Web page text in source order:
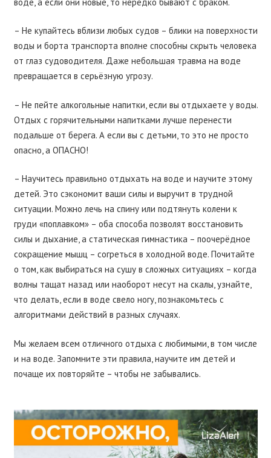
– Не купайтесь вблизи любых судов – блики на поверхности
воды и борта транспорта вполне способны скрыть человека
от глаз судоводителя. Даже небольшая травма на воде
превращается в серьёзную угрозу.
– Не пейте алкогольные напитки, если вы отдыхаете у воды.
Отдых с горячительными напитками лучше перенести
подальше от берега. А если вы с детьми, то это не просто
опасно, а ОПАСНО!
– Научитесь правильно отдыхать на воде и научите этому
детей. Это сэкономит ваши силы и выручит в трудной
ситуации. Можно лечь на спину или подтянуть колени к
груди «поплавком» – оба способа позволят восстановить
силы и дыхание, а статическая гимнастика – поочерёдное
сокращение мышц – согреться в холодной воде. Почитайте
о том, как выбираться на сушу в сложных ситуациях – когда
волны тащат назад или наоборот несут на скалы, узнайте,
что делать, если в воде свело ногу, познакомьтесь с
алгоритмами действий в разных случаях.
Мы желаем всем отличного отдыха с любимыми, в том числе
и на воде. Запомните эти правила, научите им детей и
почаще их повторяйте – чтобы не забывались.